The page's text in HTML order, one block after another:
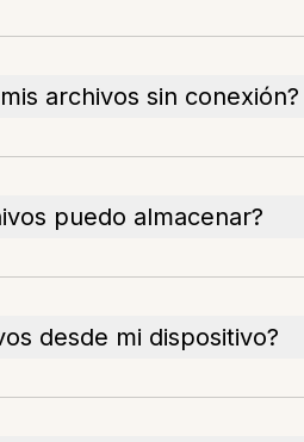
archivos sin conexión?
puedo almacenar?
desde mi dispositivo?